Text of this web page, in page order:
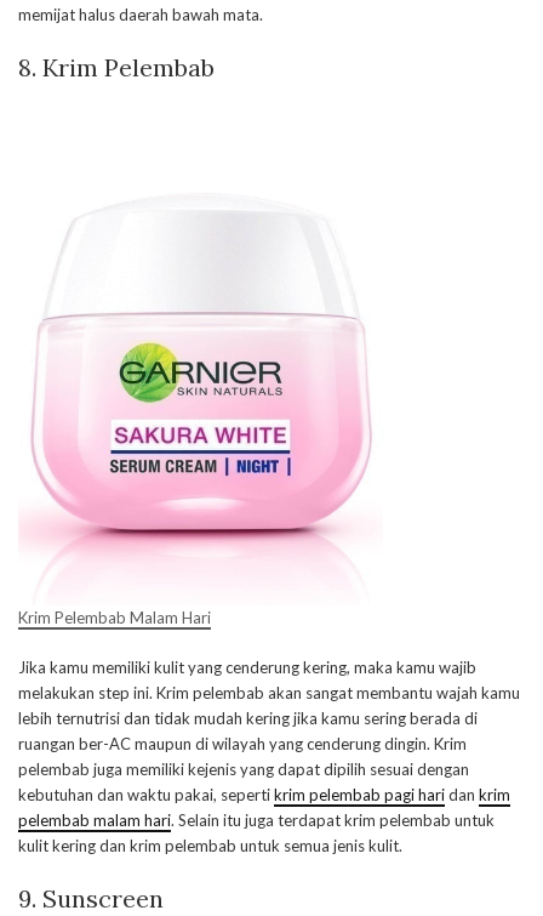
memijat halus daerah bawah mata.
8. Krim Pelembab
Krim Pelembab Malam Hari
Jika kamu memiliki kulit yang cenderung kering, maka kamu wajib
melakukan step ini. Krim pelembab akan sangat membantu wajah kamu
lebih ternutrisi dan tidak mudah kering jika kamu sering berada di
ruangan ber-AC maupun di wilayah yang cenderung dingin. Krim
pelembab juga memiliki kejenis yang dapat dipilih sesuai dengan
kebutuhan dan waktu pakai, sepertikrim pelembab pagi haridan krim
pelembab malam hari. Selain itu juga terdapat krim pelembab untuk
kulit kering dan krim pelembab untuk semua jenis kulit.
9. Sunscreen